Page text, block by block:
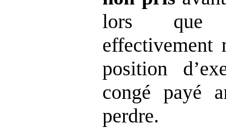
lors que
effectivement
position
congé payé
perdre.